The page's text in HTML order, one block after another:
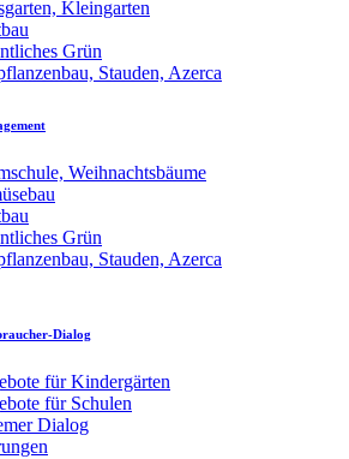
Kleingarten
Grün
Stauden, Azerca
Weihnachtsbäume
Grün
Stauden, Azerca
Dialog
für Kindergärten
für Schulen
Dialog